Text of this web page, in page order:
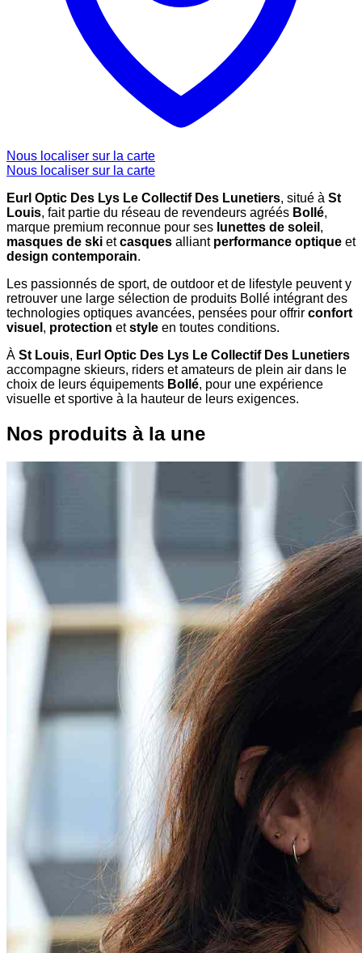
Nous localiser sur la carte
Nous localiser sur la carte
Eurl Optic Des Lys Le Collectif Des Lunetiers, situé à St
Louis, fait partie du réseau de revendeurs agréés Bollé,
marque premium reconnue pour ses lunettes de soleil ,
masques de ski etcasques alliant performance optique et
design contemporain.
Les passionnés de sport, de outdoor et de lifestyle peuvent y
retrouver une large sélection de produits Bollé intégrant des
technologies optiques avancées, pensées pour offrir confort
visuel , protection etstyle en toutes conditions.
À St Louis, Eurl Optic Des Lys Le Collectif Des Lunetiers
accompagne skieurs, riders et amateurs de plein air dans le
choix de leurs équipements Bollé, pour une expérience
visuelle et sportive à la hauteur de leurs exigences.
Nos produits à la une